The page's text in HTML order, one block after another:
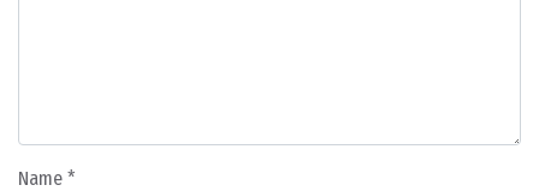
Name *